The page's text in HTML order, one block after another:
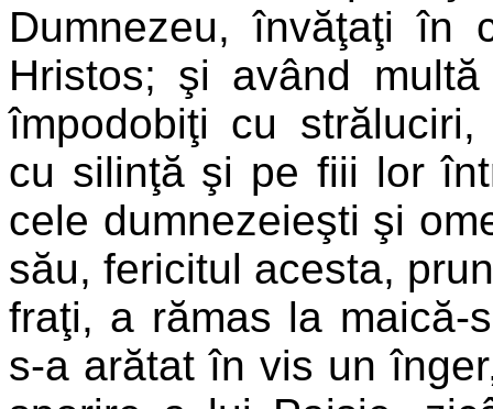
Dumnezeu, învăţaţi în
Hristos; şi având
împodobiţi cu
cu silinţă şi pe fiii lor
cele dumnezeieşti şi
său, fericitul acesta,
fraţi, a rămas la maică-
s-a arătat în vis un